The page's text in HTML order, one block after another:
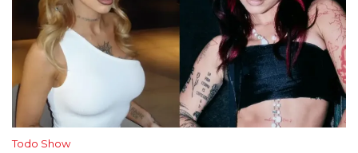
Todo Show